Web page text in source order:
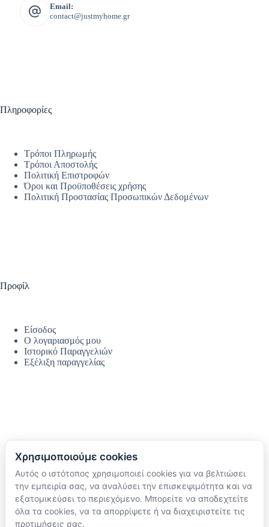
Email:
contact@justmyhome.gr
Πληροφορίες
Τρόποι Πληρωμής
Τρόποι Αποστολής
Πολιτική Επιστροφών
Όροι και Προϋποθέσεις χρήσης
Πολιτική Προστασίας Προσωπικών Δεδομένων
Προφίλ
Είσοδος
Ο λογαριασμός μου
Ιστορικό Παραγγελιών
Εξέλιξη παραγγελίας
Ακολουθήστε μας
TikTok
Instagram
Facebook
Χρησιμοποιούμε cookies
Αυτός ο ιστότοπος χρησιμοποιεί cookies για να βελτιώσει
την εμπειρία σας, να αναλύσει την επισκεψιμότητα και να
εξατομικεύσει το περιεχόμενο. Μπορείτε να αποδεχτείτε
όλα τα cookies, να τα απορρίψετε ή να διαχειριστείτε τις
προτιμήσεις σας.